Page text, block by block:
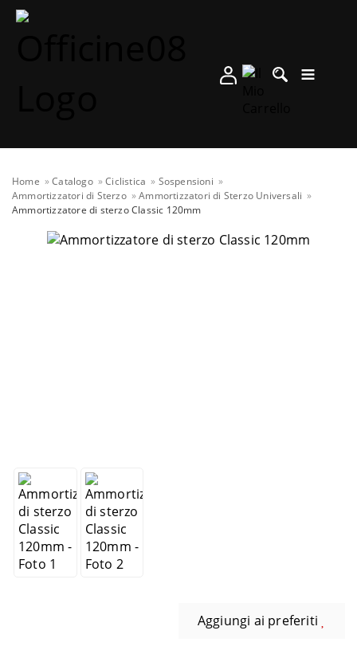
Home Catalogo Ciclistica
Sospensioni
Ammortizzatori di Sterzo
Ammortizzatori di Sterzo Universali
Ammortizzatore di sterzo Classic 120mm
Aggiungi ai preferiti